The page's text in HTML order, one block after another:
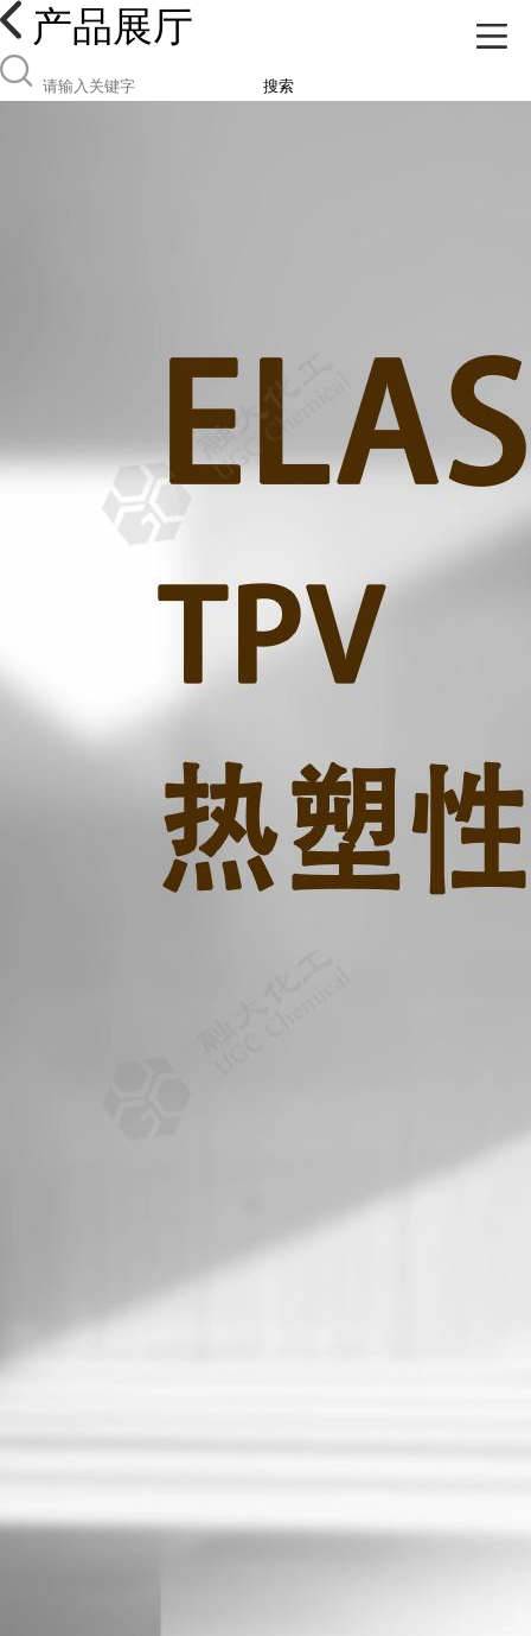
产品展厅
搜索